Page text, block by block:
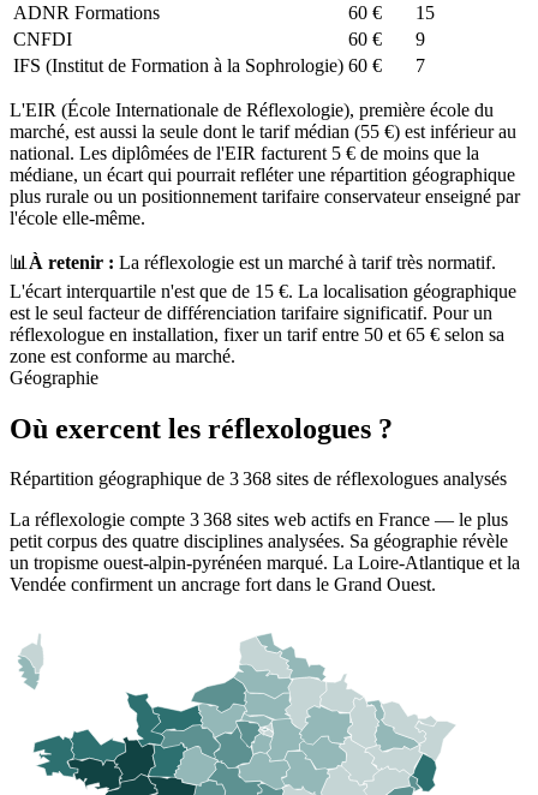
ADNR Formations
60 €
15
CNFDI
60 €
9
IFS (Institut de Formation à la Sophrologie) 60 € 7
L'EIR (École Internationale de Réflexologie), première école du
marché, est aussi la seule dont le tarif médian (55 €) est inférieur au
national. Les diplômées de l'EIR facturent 5 € de moins que la
médiane, un écart qui pourrait refléter une répartition géographique
plus rurale ou un positionnement tarifaire conservateur enseigné par
l'école elle-même.
📊 À retenir : La réflexologie est un marché à tarif très normatif.
L'écart interquartile n'est que de 15 €. La localisation géographique
est le seul facteur de différenciation tarifaire significatif. Pour un
réflexologue en installation, fixer un tarif entre 50 et 65 € selon sa
zone est conforme au marché.
Géographie
Où exercent les réflexologues ?
Répartition géographique de 3 368 sites de réflexologues analysés
La réflexologie compte 3 368 sites web actifs en France — le plus
petit corpus des quatre disciplines analysées. Sa géographie révèle
un tropisme ouest-alpin-pyrénéen marqué. La Loire-Atlantique et la
Vendée confirment un ancrage fort dans le Grand Ouest.